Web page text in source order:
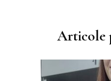
Articole